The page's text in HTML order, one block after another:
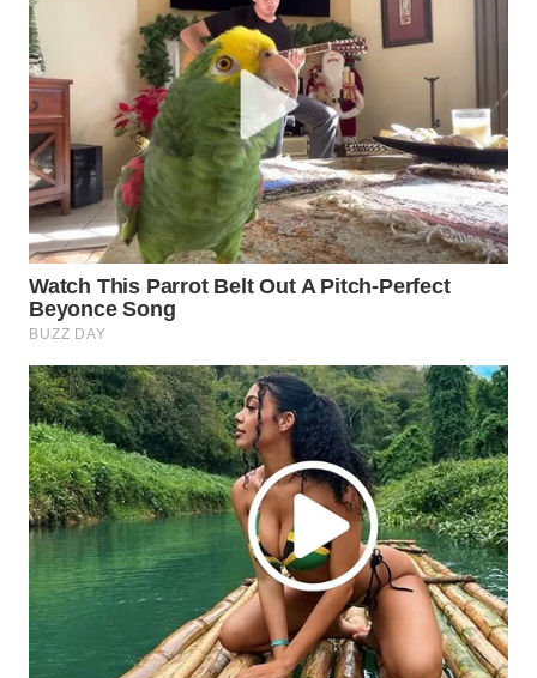
Wahana
Media
Group
WAHANA
NEWS
WAHANA
TANI
WAHANA
ADVOKAT
WAHANA
INFRASTRUKTUR
WAHANA
KONSUMEN
WAHANA